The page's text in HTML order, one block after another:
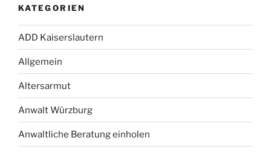
KATEGORIEN
ADD Kaiserslautern
Allgemein
Altersarmut
Anwalt Würzburg
Anwaltliche Beratung einholen